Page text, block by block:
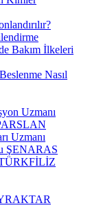
Bakım İlkeleri
Nasıl
Uzmanı
Uzmanı
ŞENARAS